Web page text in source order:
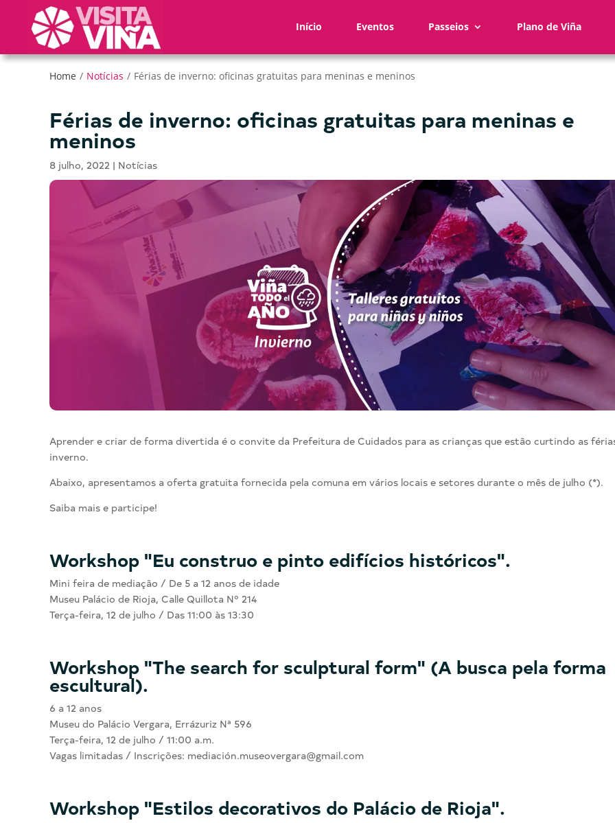
web
Início Eventos Passeios Plano de Viña
Home / Notícias / Férias de inverno: oficinas gratuitas para meninas e meninos
Férias de inverno: oficinas gratuitas para meninas e
meninos
8 julho, 2022 | Notícias
Aprender e criar de forma divertida é o convite da Prefeitura de Cuidados para as crianças que estão curtindo as
inverno.
Abaixo, apresentamos a oferta gratuita fornecida pela comuna em vários locais e setores durante o mês de julho (*).
Saiba mais e participe!
Workshop "Eu construo e pinto edifícios históricos".
Mini feira de mediação / De 5 a 12 anos de idade
Museu Palácio de Rioja, Calle Quillota Nº 214
Terça-feira, 12 de julho / Das 11:00 às 13:30
Workshop "The search for sculptural form" (A busca pela forma
escultural).
6 a 12 anos
Museu do Palácio Vergara, Errázuriz Nª 596
Terça-feira, 12 de julho / 11:00 a.m.
Vagas limitadas / Inscrições: mediación.museovergara@gmail.com
Workshop "Estilos decorativos do Palácio de Rioja".